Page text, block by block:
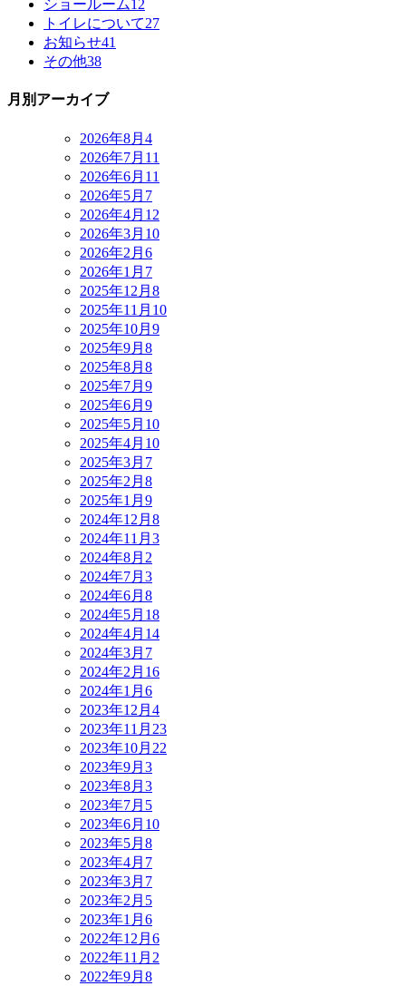
ショールーム12
トイレについて27
お知らせ41
その他38
月別アーカイブ
2026年8月 4
2026年7月 11
2026年6月 11
2026年5月 7
2026年4月 12
2026年3月 10
2026年2月 6
2026年1月 7
2025年12月 8
2025年11月 10
2025年10月 9
2025年9月 8
2025年8月 8
2025年7月 9
2025年6月 9
2025年5月 10
2025年4月 10
2025年3月 7
2025年2月 8
2025年1月 9
2024年12月 8
2024年11月 3
2024年8月 2
2024年7月 3
2024年6月 8
2024年5月 18
2024年4月 14
2024年3月 7
2024年2月 16
2024年1月 6
2023年12月 4
2023年11月 23
2023年10月 22
2023年9月 3
2023年8月 3
2023年7月 5
2023年6月 10
2023年5月 8
2023年4月 7
2023年3月 7
2023年2月 5
2023年1月 6
2022年12月 6
2022年11月 2
2022年9月 8